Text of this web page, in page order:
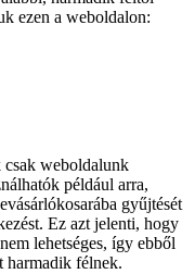
ezen a weboldalon:
csak weboldalunk
például arra,
gyűjtését
Ez azt jelenti, hogy
lehetséges, így ebből
harmadik félnek.